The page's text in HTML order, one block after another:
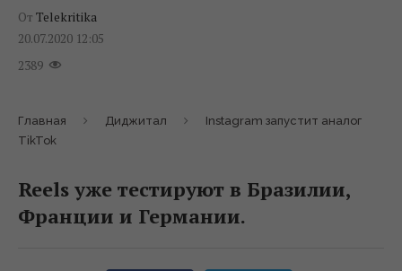
От Telekritika
20.07.2020 12:05
2389
Главная Диджитал
Instagram запустит аналог
TikTok
Reels уже тестируют в Бразилии,
Франции и Германии.